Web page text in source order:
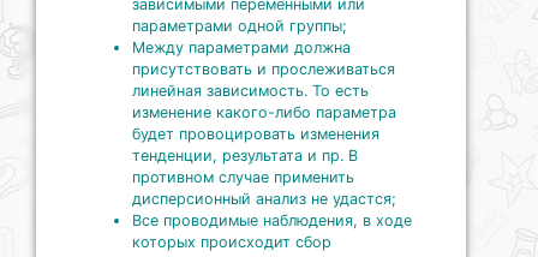
зависимыми переменными или
параметрами одной группы;
Между параметрами должна
присутствовать и прослеживаться
линейная зависимость. То есть
изменение какого-либо параметра
будет провоцировать изменения
тенденции, результата и пр. В
противном случае применить
дисперсионный анализ не удастся;
Все проводимые наблюдения, в ходе
которых происходит сбор